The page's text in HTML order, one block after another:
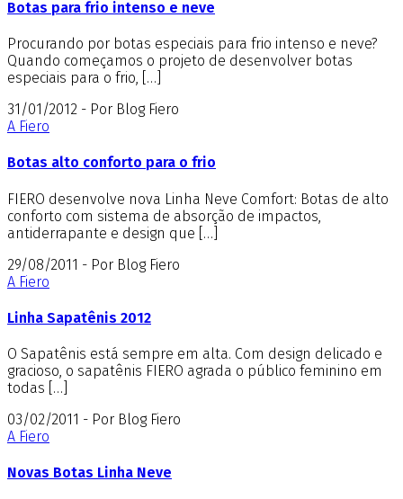
Botas para frio intenso e neve
Procurando por botas especiais para frio intenso e neve?
Quando começamos o projeto de desenvolver botas
especiais para o frio, […]
31/01/2012 - Por Blog Fiero
A Fiero
Botas alto conforto para o frio
FIERO desenvolve nova Linha Neve Comfort: Botas de alto
conforto com sistema de absorção de impactos,
antiderrapante e design que […]
29/08/2011 - Por Blog Fiero
A Fiero
Linha Sapatênis 2012
O Sapatênis está sempre em alta. Com design delicado e
gracioso, o sapatênis FIERO agrada o público feminino em
todas […]
03/02/2011 - Por Blog Fiero
A Fiero
Novas Botas Linha Neve